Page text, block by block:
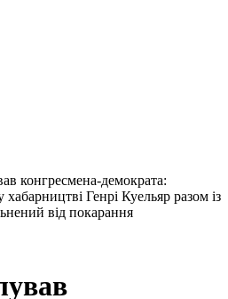
конгресмена-демократа:
Генрі Куельяр разом із
від покарання